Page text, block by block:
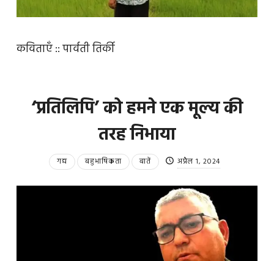
कविताएँ :: पार्वती तिर्की
‘प्रतिलिपि’ को हमने एक मूल्य की
तरह निभाया
गद्य बहुभाषिकता बातें अप्रैल 1, 2024